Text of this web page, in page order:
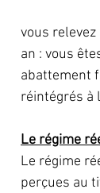
vous
an : vous
abattement
réintégrés à
Le régime
Le régime
perçues au